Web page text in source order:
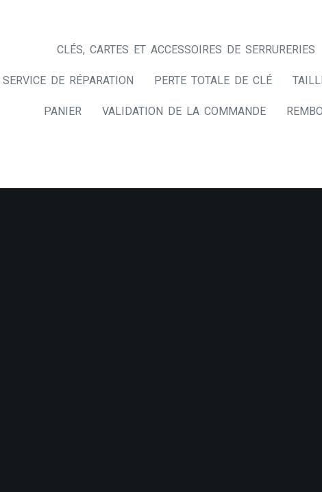
CLÉS, CARTES ET ACCESSOIRES DE SERRURERIES
SERVICE DE RÉPARATION PERTE TOTALE DE CLÉ
PANIER VALIDATION DE LA COMMANDE